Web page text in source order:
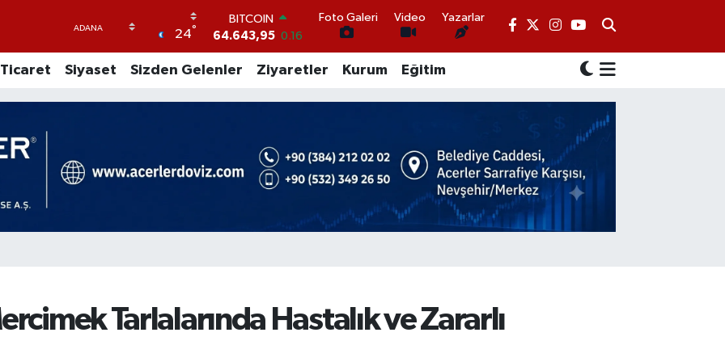
24°
DOLAR
47,6006 0.06
EURO
55,0250 0.02
64,2398 0.2
BİST100
13.799 70
BITCOIN
Foto Galeri Video Yazarlar
Ticaret Siyaset Sizden Gelenler Ziyaretler Kurum Eğitim
Tarlalarında Hastalık ve Zararlı